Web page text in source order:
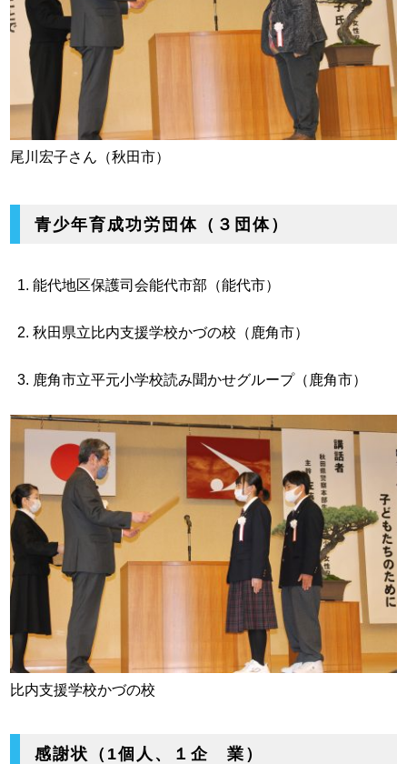
尾川宏子さん（秋田市）
青少年育成功労団体（３団体）
能代地区保護司会能代市部（能代市）
秋田県立比内支援学校かづの校（鹿角市）
鹿角市立平元小学校読み聞かせグループ（鹿角市）
比内支援学校かづの校
感謝状（1個人、１企 業）